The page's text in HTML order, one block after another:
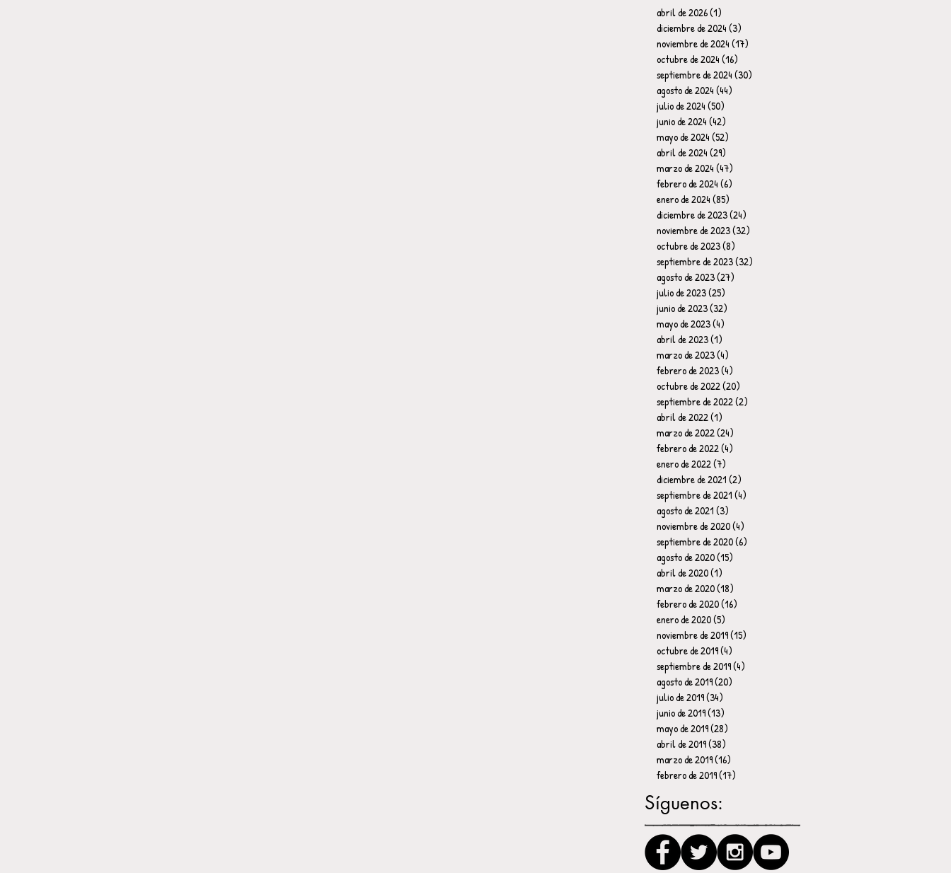
abril de 2026(1)
diciembre de 2024(3)
noviembre de 2024(17)
octubre de 2024(16)
septiembre de 2024(30)
agosto de 2024(44)
julio de 2024(50)
junio de 2024(42)
mayo de 2024(52)
abril de 2024(29)
marzo de 2024(47)
febrero de 2024(6)
enero de 2024(85)
diciembre de 2023(24)
noviembre de 2023(32)
octubre de 2023(8)
septiembre de 2023(32)
agosto de 2023(27)
julio de 2023(25)
junio de 2023(32)
mayo de 2023(4)
abril de 2023(1)
marzo de 2023(4)
febrero de 2023(4)
octubre de 2022(20)
septiembre de 2022(2)
abril de 2022(1)
marzo de 2022(24)
febrero de 2022(4)
enero de 2022(7)
diciembre de 2021(2)
septiembre de 2021(4)
agosto de 2021(3)
noviembre de 2020(4)
septiembre de 2020(6)
agosto de 2020(15)
abril de 2020(1)
marzo de 2020(18)
febrero de 2020(16)
enero de 2020(5)
noviembre de 2019(15)
octubre de 2019(4)
septiembre de 2019(4)
agosto de 2019(20)
julio de 2019(34)
junio de 2019(13)
mayo de 2019(28)
abril de 2019(38)
marzo de 2019(16)
febrero de 2019(17)
Síguenos: